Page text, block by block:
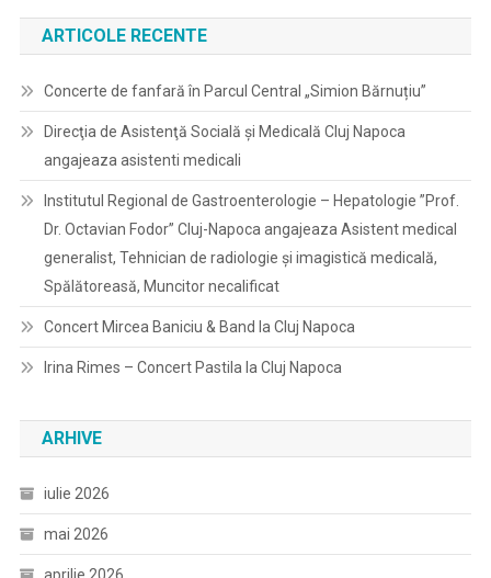
ARTICOLE RECENTE
Concerte de fanfară în Parcul Central „Simion Bărnuțiu”
Direcţia de Asistenţă Socială şi Medicală Cluj Napoca
angajeaza asistenti medicali
Institutul Regional de Gastroenterologie – Hepatologie ”Prof.
Dr. Octavian Fodor” Cluj-Napoca angajeaza Asistent medical
generalist, Tehnician de radiologie și imagistică medicală,
Spălătoreasă, Muncitor necalificat
Concert Mircea Baniciu & Band la Cluj Napoca
Irina Rimes – Concert Pastila la Cluj Napoca
ARHIVE
iulie 2026
mai 2026